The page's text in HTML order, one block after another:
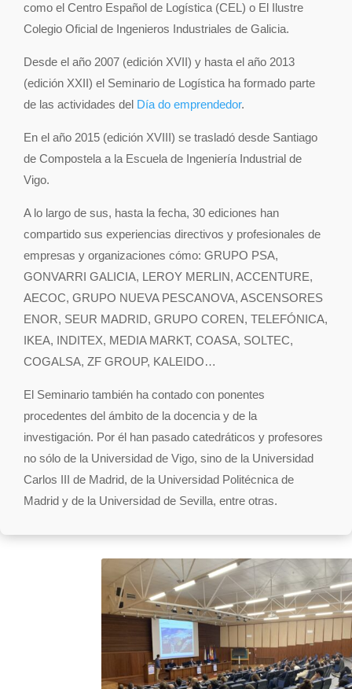
como el Centro Español de Logística (CEL) o El Ilustre
Colegio Oficial de Ingenieros Industriales de Galicia.
Desde el año 2007 (edición XVII) y hasta el año 2013
(edición XXII) el Seminario de Logística ha formado parte
de las actividades del Día do emprendedor.
En el año 2015 (edición XVIII) se trasladó desde Santiago
de Compostela a la Escuela de Ingeniería Industrial de
Vigo.
A lo largo de sus, hasta la fecha, 30 ediciones han
compartido sus experiencias directivos y profesionales de
empresas y organizaciones cómo: GRUPO PSA,
GONVARRI GALICIA, LEROY MERLIN, ACCENTURE,
AECOC, GRUPO NUEVA PESCANOVA, ASCENSORES
ENOR, SEUR MADRID, GRUPO COREN, TELEFÓNICA,
IKEA, INDITEX, MEDIA MARKT, COASA, SOLTEC,
COGALSA, ZF GROUP, KALEIDO…
El Seminario también ha contado con ponentes
procedentes del ámbito de la docencia y de la
investigación. Por él han pasado catedráticos y profesores
no sólo de la Universidad de Vigo, sino de la Universidad
Carlos III de Madrid, de la Universidad Politécnica de
Madrid y de la Universidad de Sevilla, entre otras.